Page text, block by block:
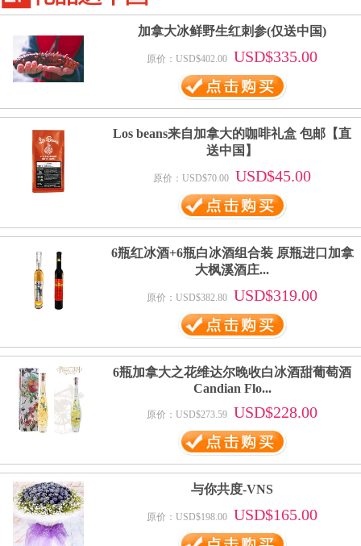
加拿大冰鲜野生红刺参(仅送中国)
原价：USD$402.00 USD$335.00
Los beans来自加拿大的咖啡礼盒 包邮【直
送中国】
原价：USD$70.00 USD$45.00
6瓶红冰酒+6瓶白冰酒组合装 原瓶进口加拿
大枫溪酒庄...
原价：USD$382.80 USD$319.00
6瓶加拿大之花维达尔晚收白冰酒甜葡萄酒
Candian Flo...
原价：USD$273.59 USD$228.00
与你共度-VNS
原价：USD$198.00 USD$165.00